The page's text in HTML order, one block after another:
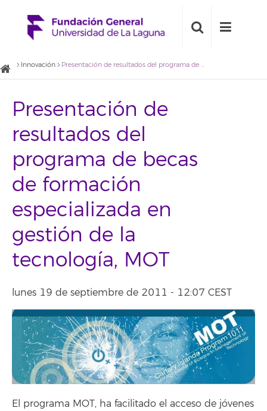
Innovación Presentación de resultados del programa de becas de formación especializada en gestión de la tecnología, MOT
Presentación de
resultados del
programa de becas
de formación
especializada en
gestión de la
tecnología, MOT
lunes 19 de septiembre de 2011 - 12:07 CEST
El programa MOT, ha facilitado el acceso de jóvenes